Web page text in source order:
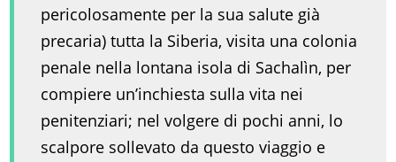
pericolosamente per la sua salute già
precaria) tutta la Siberia, visita una colonia
penale nella lontana isola di Sachalìn, per
compiere un’inchiesta sulla vita nei
penitenziari; nel volgere di pochi anni, lo
scalpore sollevato da questo viaggio e